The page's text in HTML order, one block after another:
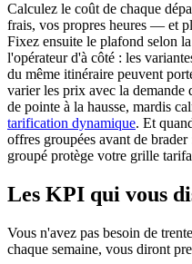
Calculez le coût de chaque
frais, vos propres heures — et
Fixez ensuite le plafond selon
l'opérateur d'à côté : les
du même itinéraire peuvent
varier les prix avec la
de pointe à la hausse, mardis
tarification dynamique. Et
offres groupées avant de
groupé protège votre grille
Les KPI qui vous
Vous n'avez pas besoin de
chaque semaine, vous diront